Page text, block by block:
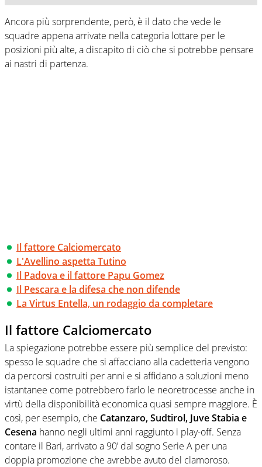
Ancora più sorprendente, però, è il dato che vede le
squadre appena arrivate nella categoria lottare per le
posizioni più alte, a discapito di ciò che si potrebbe pensare
ai nastri di partenza.
Il fattore Calciomercato
L'Avellino aspetta Tutino
Il Padova e il fattore Papu Gomez
Il Pescara e la difesa che non difende
La Virtus Entella, un rodaggio da completare
Il fattore Calciomercato
La spiegazione potrebbe essere più semplice del previsto:
spesso le squadre che si affacciano alla cadetteria vengono
da percorsi costruiti per anni e si affidano a soluzioni meno
istantanee come potrebbero farlo le neoretrocesse anche in
virtù della disponibilità economica quasi sempre maggiore. È
così, per esempio, che Catanzaro, Sudtirol, Juve Stabia e
Cesena hanno negli ultimi anni raggiunto i play-off. Senza
contare il Bari, arrivato a 90’ dal sogno Serie A per una
doppia promozione che avrebbe avuto del clamoroso.